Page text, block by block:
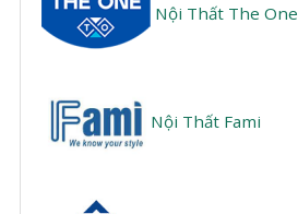
Nội Thất The One
Nội Thất Fami